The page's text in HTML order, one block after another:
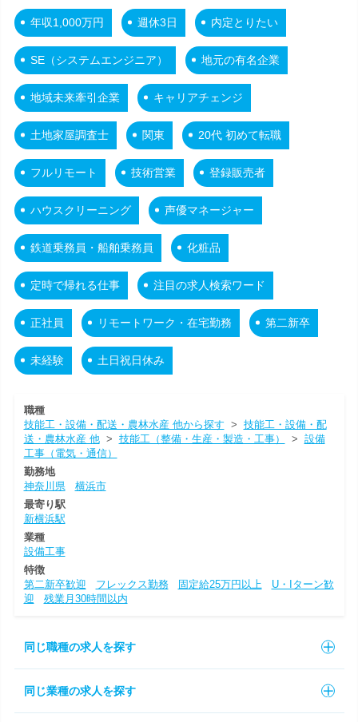
年収1,000万円 週休3日 内定とりたい
SE（システムエンジニア） 地元の有名企業
地域未来牽引企業 キャリアチェンジ
土地家屋調査士 関東 20代 初めて転職
フルリモート 技術営業 登録販売者
ハウスクリーニング 声優マネージャー
鉄道乗務員・船舶乗務員 化粧品
定時で帰れる仕事 注目の求人検索ワード
正社員 リモートワーク・在宅勤務 第二新卒
未経験 土日祝日休み
職種
技能工・設備・配送・農林水産 他から探す > 技能工・設備・配
送・農林水産 他> 技能工（整備・生産・製造・工事） > 設備
工事（電気・通信）
勤務地
神奈川県
横浜市
最寄り駅
新横浜駅
業種
設備工事
特徴
第二新卒歓迎
フレックス勤務 固定給25万円以上
U・Iターン歓
迎
残業月30時間以内
同じ職種の求人を探す
同じ業種の求人を探す